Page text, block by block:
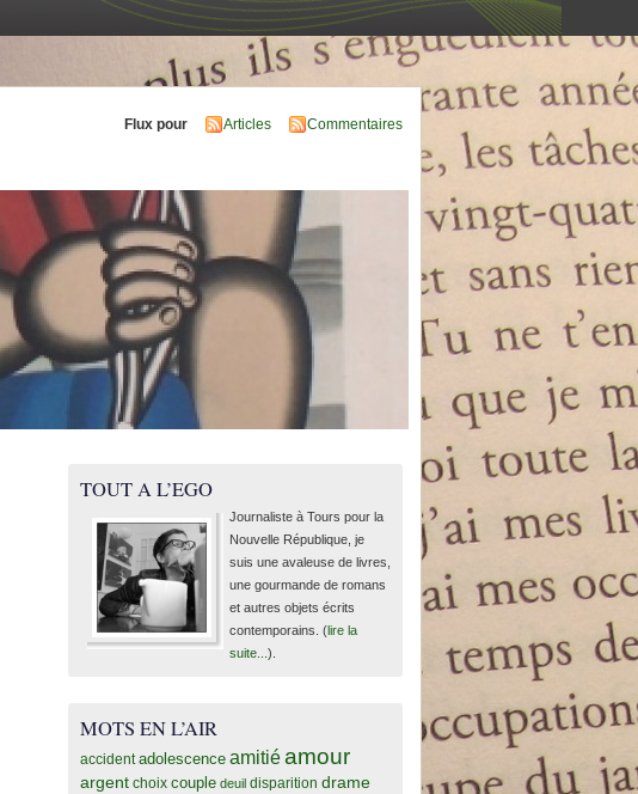
Flux pour Articles Commentaires
TOUT A L’EGO
Journaliste à Tours pour la
Nouvelle République, je
suis une avaleuse de livres,
une gourmande de romans
et autres objets écrits
contemporains. (lire la
suite... ).
MOTS EN L’AIR
accident adolescence amitiéamour
argent choix couple deuil disparition drame